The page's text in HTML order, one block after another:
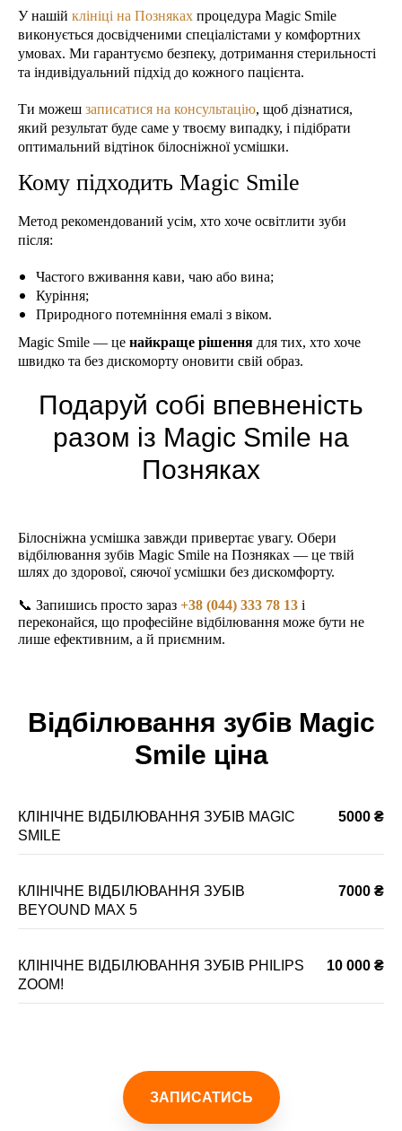
У нашій клініці на Позняках процедура Magic Smile
виконується досвідченими спеціалістами у комфортних
умовах. Ми гарантуємо безпеку, дотримання стерильності
та індивідуальний підхід до кожного пацієнта.
Ти можеш записатися на консультацію, щоб дізнатися,
який результат буде саме у твоєму випадку, і підібрати
оптимальний відтінок білосніжної усмішки.
Кому підходить Magic Smile
Метод рекомендований усім, хто хоче освітлити зуби
після:
Частого вживання кави, чаю або вина;
Куріння;
Природного потемніння емалі з віком.
Magic Smile — це найкраще рішення для тих, хто хоче
швидко та без дискоморту оновити свій образ.
Подаруй собі впевненість
разом із Magic Smile на
Позняках
Білосніжна усмішка завжди привертає увагу. Обери
відбілювання зубів Magic Smile на Позняках — це твій
шлях до здорової, сяючої усмішки без дискомфорту.
📞 Запишись просто зараз +38 (044) 333 78 13 і
переконайся, що професійне відбілювання може бути не
лише ефективним, а й приємним.
Відбілювання зубів Magic
Smile ціна
КЛІНІЧНЕ ВІДБІЛЮВАННЯ ЗУБІВ MAGIC
SMILE
5000 ₴
КЛІНІЧНЕ ВІДБІЛЮВАННЯ ЗУБІВ
BEYOUND MAX 5
7000 ₴
КЛІНІЧНЕ ВІДБІЛЮВАННЯ ЗУБІВ PHILIPS
ZOOM!
10 000 ₴
ЗАПИСАТИСЬ